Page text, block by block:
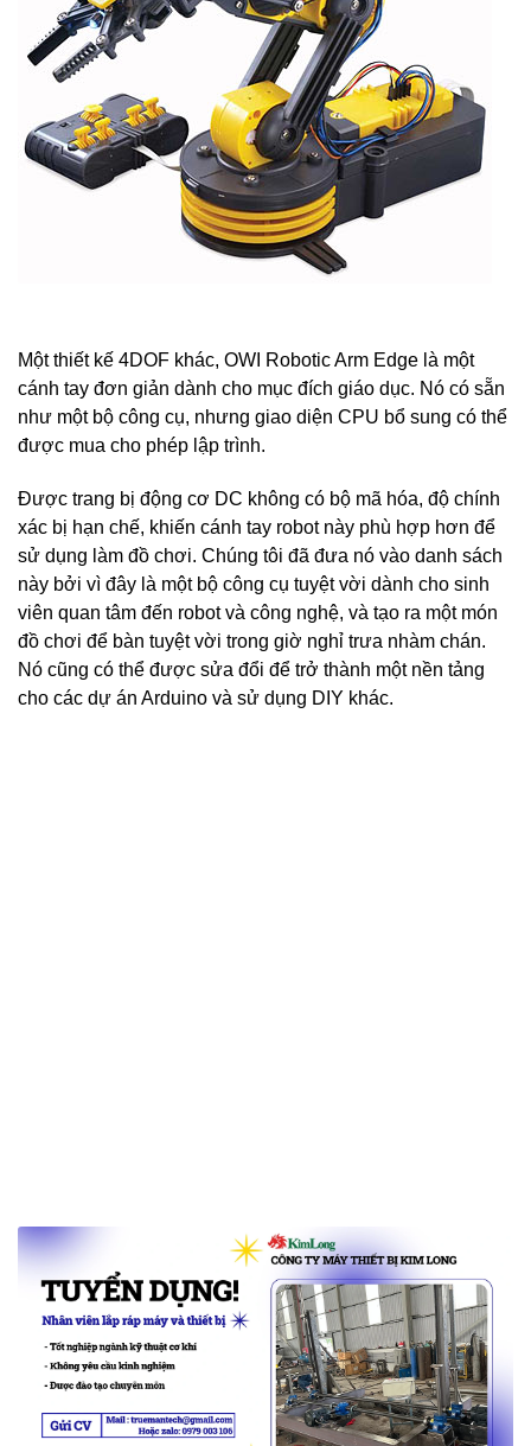
Một thiết kế 4DOF khác, OWI Robotic Arm Edge là một
cánh tay đơn giản dành cho mục đích giáo dục. Nó có sẵn
như một bộ công cụ, nhưng giao diện CPU bổ sung có thể
được mua cho phép lập trình.
Được trang bị động cơ DC không có bộ mã hóa, độ chính
xác bị hạn chế, khiến cánh tay robot này phù hợp hơn để
sử dụng làm đồ chơi. Chúng tôi đã đưa nó vào danh sách
này bởi vì đây là một bộ công cụ tuyệt vời dành cho sinh
viên quan tâm đến robot và công nghệ, và tạo ra một món
đồ chơi để bàn tuyệt vời trong giờ nghỉ trưa nhàm chán.
Nó cũng có thể được sửa đổi để trở thành một nền tảng
cho các dự án Arduino và sử dụng DIY khác.